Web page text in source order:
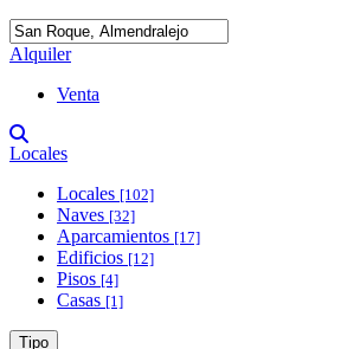
Alquiler
Venta
Locales
Locales [102]
Naves [32]
Aparcamientos [17]
Edificios [12]
Pisos [4]
Casas [1]
Tipo